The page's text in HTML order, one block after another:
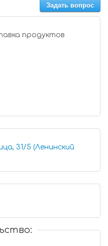
Задать вопрос
66-19-80 доставка продуктов
31/5 (Ленинский